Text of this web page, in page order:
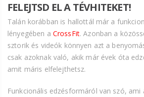
FELEJTSD EL A TÉVHITEKET!
Talán korábban is hallottál már a
lényegében a CrossFit. Azonban a
sztorik és videók könnyen azt a
csak azoknak való, akik már évek óta
amit máris elfelejthetsz.
Funkcionális edzésformáról van szó,